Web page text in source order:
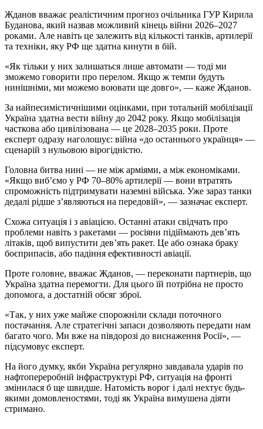
Жданов вважає реалістичним прогноз очільника ГУР Кирила
Буданова, який назвав можливий кінець війни 2026–2027
роками. Але навіть це залежить від кількості танків, артилерії
та техніки, яку РФ ще здатна кинути в бій.
«Як тільки у них залишаться лише автомати — тоді ми
зможемо говорити про перелом. Якщо ж темпи будуть
нинішніми, ми можемо воювати ще довго», — каже Жданов.
За найпесимістичнішими оцінками, при тотальній мобілізації
Україна здатна вести війну до 2042 року. Якщо мобілізація
часткова або цивілізована — це 2028–2035 роки. Проте
експерт одразу наголошує: війна «до останнього українця» —
сценарій з нульовою вірогідністю.
Головна битва нині — не між арміями, а між економіками.
«Якщо виб’ємо у РФ 70–80% артилерії — вони втратять
спроможність підтримувати наземні війська. Уже зараз танки
дедалі рідше з’являються на передовій», — зазначає експерт.
Схожа ситуація і з авіацією. Останні атаки свідчать про
проблеми навіть з ракетами — росіяни підіймають дев’ять
літаків, щоб випустити дев’ять ракет. Це або ознака браку
боєприпасів, або падіння ефективності авіації.
Проте головне, вважає Жданов, — переконати партнерів, що
Україна здатна перемогти. Для цього їй потрібна не просто
допомога, а достатній обсяг зброї.
«Так, у них уже майже спорожніли склади поточного
постачання. Але стратегічні запаси дозволяють передати нам
багато чого. Ми вже на півдорозі до виснаження Росії», —
підсумовує експерт.
На його думку, якби Україна регулярно завдавала ударів по
нафтопереробній інфраструктурі РФ, ситуація на фронті
змінилася б ще швидше. Натомість ворог і далі нехтує будь-
якими домовленостями, тоді як Україна вимушена діяти
стримано.